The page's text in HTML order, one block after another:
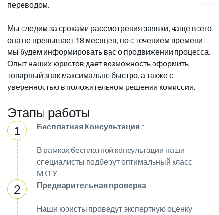
переводом.
Мы следим за сроками рассмотрения заявки, чаще всего
она не превышает 18 месяцев, но с течением времени
мы будем информировать вас о продвижении процесса.
Опыт наших юристов дает возможность оформить
товарный знак максимально быстро, а также с
уверенностью в положительном решении комиссии.
Этапы работы
Бесплатная Консультация *
В рамках бесплатной консультации наши
специалисты подберут оптимальный класс
МКТУ
Предварительная проверка
Наши юристы проведут экспертную оценку